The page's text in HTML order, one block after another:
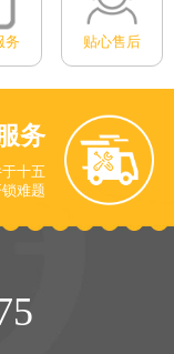
务 贴心售后
务
十五
难题